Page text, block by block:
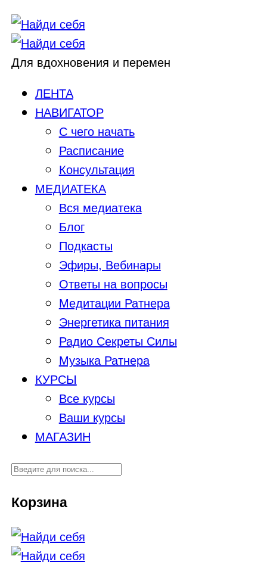
Для вдохновения и перемен
ЛЕНТА
НАВИГАТОР
С чего начать
Расписание
Консультация
МЕДИАТЕКА
Вся медиатека
Блог
Подкасты
Эфиры, Вебинары
Ответы на вопросы
Медитации Ратнера
Энергетика питания
Радио Секреты Силы
Музыка Ратнера
КУРСЫ
Все курсы
Ваши курсы
МАГАЗИН
Корзина